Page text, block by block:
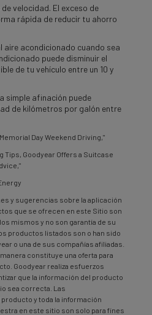
velocidad. El exceso de
rápida de reducir tu ahorro
aire acondicionado cuando sea
puede disminuir el
de tu vehículo entre un 10 y
simple afinación puede
de kilómetros por galón entre
Day Weekend Driving,"
Tips, Goodyear Offers a Suitcase
y sugerencias sobre la aplicación
que se ofrecen en este Sitio son
mismos y no son garantía de su
productos listados son o han sido
o una de sus compañías afiliadas.
constituye una oferta para
Goodyear realiza esfuerzos
que la información del producto
sea correcta. Las
y toda la información
en este sitio son solo para fines